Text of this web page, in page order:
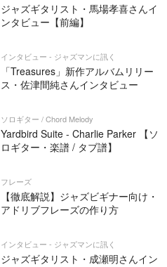
ジャズギタリスト・馬場孝喜さんイ
ンタビュー【前編】
インタビュー - ジャズマンに訊く
「Treasures」新作アルバムリリー
ス・佐津間純さんインタビュー
ソロギター / Chord Melody
Yardbird Suite - Charlie Parker 【ソ
ロギター・楽譜 / タブ譜】
フレーズ
【徹底解説】ジャズビギナー向け・
アドリブフレーズの作り方
インタビュー - ジャズマンに訊く
ジャズギタリスト・成瀬明さんイン